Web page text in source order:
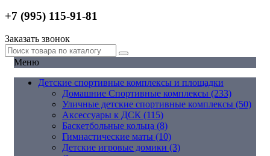
+7 (995) 115-91-81
Заказать звонок
Меню
Детские спортивные комплексы и площадки
Домашние Спортивные комплексы (233)
Уличные детские спортивные комплексы (50)
Аксессуары к ДСК (115)
Баскетбольные кольца (8)
Гимнастические маты (10)
Детские игровые домики (3)